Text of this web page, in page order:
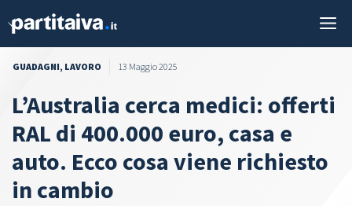
GUADAGNI, LAVORO 13 Maggio 2025
L’Australia cerca medici: offerti
RAL di 400.000 euro, casa e
auto. Ecco cosa viene richiesto
in cambio